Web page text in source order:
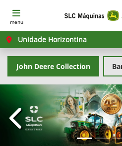
menu
Unidade Horizontina
John Deere Collection
templates.template-